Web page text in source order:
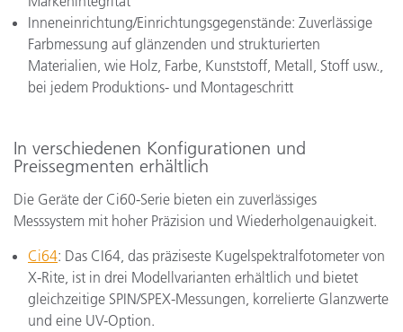
Inneneinrichtung/Einrichtungsgegenstände: Zuverlässige
Farbmessung auf glänzenden und strukturierten
Materialien, wie Holz, Farbe, Kunststoff, Metall, Stoff usw.,
bei jedem Produktions- und Montageschritt
In verschiedenen Konfigurationen und
Preissegmenten erhältlich
Die Geräte der Ci60-Serie bieten ein zuverlässiges
Messsystem mit hoher Präzision und Wiederholgenauigkeit.
Ci64: Das CI64, das präziseste Kugelspektralfotometer von
X-Rite, ist in drei Modellvarianten erhältlich und bietet
gleichzeitige SPIN/SPEX-Messungen, korrelierte Glanzwerte
und eine UV-Option.